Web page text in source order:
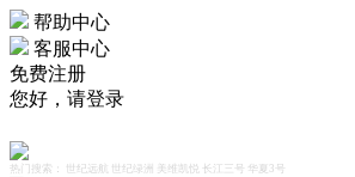
帮助中心
客服中心
免费注册
您好， 请登录
热门搜索： 世纪远航 世纪绿洲 美维凯悦 长江三号 华夏3号